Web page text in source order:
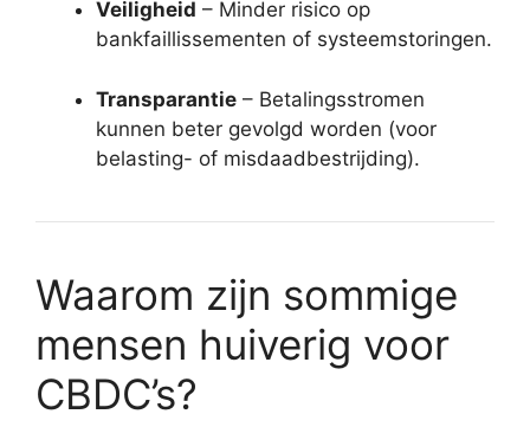
Veiligheid – Minder risico op
bankfaillissementen of systeemstoringen.
Transparantie – Betalingsstromen
kunnen beter gevolgd worden (voor
belasting- of misdaadbestrijding).
Waarom zijn sommige
mensen huiverig voor
CBDC’s?